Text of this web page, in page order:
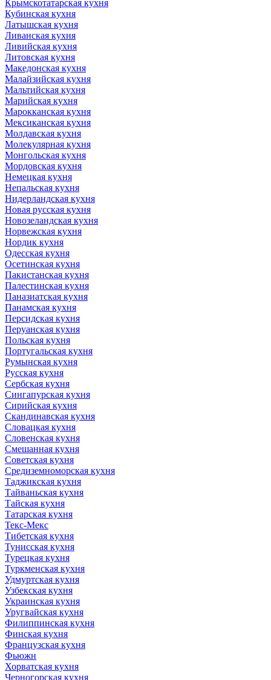
Крымскотатарская кухня
Кубинская кухня
Латышская кухня
Ливанская кухня
Ливийская кухня
Литовская кухня
Македонская кухня
Малайзийская кухня
Мальтийская кухня
Марийская кухня
Марокканская кухня
Мексиканская кухня
Молдавская кухня
Молекулярная кухня
Монгольская кухня
Мордовская кухня
Немецкая кухня
Непальская кухня
Нидерландская кухня
Новая русская кухня
Новозеландская кухня
Норвежская кухня
Нордик кухня
Одесская кухня
Осетинская кухня
Пакистанская кухня
Палестинская кухня
Паназиатская кухня
Панамская кухня
Персидская кухня
Перуанская кухня
Польская кухня
Португальская кухня
Румынская кухня
Русская кухня
Сербская кухня
Сингапурская кухня
Сирийская кухня
Скандинавская кухня
Словацкая кухня
Словенская кухня
Смешанная кухня
Советская кухня
Средиземноморская кухня
Таджикская кухня
Тайваньская кухня
Тайская кухня
Татарская кухня
Текс-Мекс
Тибетская кухня
Тунисская кухня
Турецкая кухня
Туркменская кухня
Удмуртская кухня
Узбекская кухня
Украинская кухня
Уругвайская кухня
Филиппинская кухня
Финская кухня
Французская кухня
Фьюжн
Хорватская кухня
Черногорская кухня